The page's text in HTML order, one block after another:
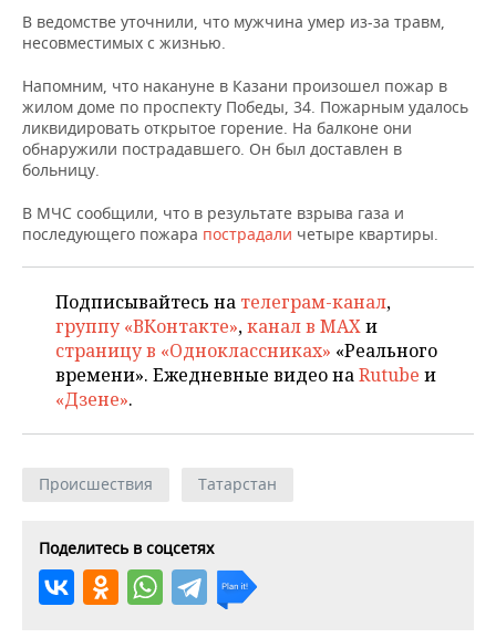
КОМУ ПРИНАДЛЕЖАТ
ТОРГОВЫЕ ЦЕНТРЫ
БЮДЖЕТ
ИНВЕСТИЦИИ
МАШИНОСТРОЕНИЕ
НЕФТЕХИМИЯ
НЕФТЬ
ОПК
НОВОСТИ АВТО
БИЗНЕС
НОВОСТИ БИЗНЕСА
РОЗНИЧНАЯ ТОРГОВЛЯ
УСЛУГИ
ТЕХНОЛОГИИ
НОВОСТИ ТЕХНОЛОГИЙ
МЕДИА
ТЕЛЕКОММУНИКАЦИИ
МЕРОПРИЯТИЯ
ВЫЕЗДНАЯ РЕДАКЦИЯ
БИЗНЕС-БРАНЧИ
ONLINE-КОНФЕРЕНЦИИ
ОТКРЫТАЯ ЛЕКЦИЯ
НОВОСТИ СПОРТА
ФУТБОЛ
ХОККЕЙ
БАСКЕТБОЛ
КИБЕРСПОРТ
ФИГУРНОЕ КАТАНИЕ
ВОДНЫЕ ВИДЫ СПОРТА
ОБЩЕСТВО
НОВОСТИ ОБЩЕСТВА
ВЛАСТЬ
ИНФРАСТРУКТУРА
КУЛЬТУРА
МЕДИЦИНА
ОБРАЗОВАНИЕ
ФОТОГАЛЕРЕЯ
СЮЖЕТЫ
СПРАВОЧНИК
СПИСОК КОМПАНИЙ
В ведомстве уточнили, что мужчина умер из-за травм,
несовместимых с жизнью.
Напомним, что накануне в Казани произошел пожар в
жилом доме по проспекту Победы, 34. Пожарным удалось
ликвидировать открытое горение. На балконе они
обнаружили пострадавшего. Он был доставлен в
больницу.
В МЧС сообщили, что в результате взрыва газа и
последующего пожара пострадали четыре квартиры.
Подписывайтесь на телеграм-канал,
группу «ВКонтакте»,канал в MAXи
страницу в «Одноклассниках» «Реального
времени». Ежедневные видео наRutube и
«Дзене».
Происшествия Татарстан
Поделитесь в соцсетях